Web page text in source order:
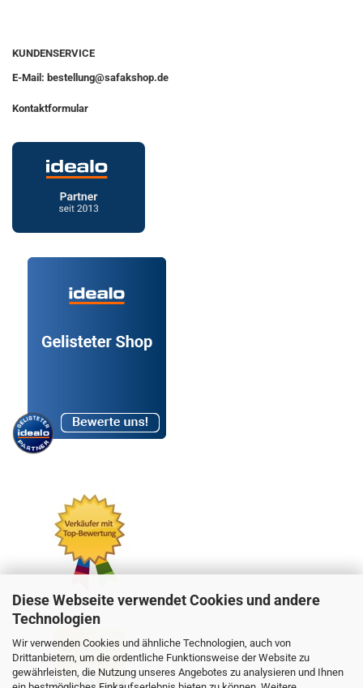
Diese Webseite verwendet Cookies und andere
Technologien
Wir verwenden Cookies und ähnliche Technologien, auch von
Drittanbietern, um die ordentliche Funktionsweise der Website zu
gewährleisten, die Nutzung unseres Angebotes zu analysieren und Ihnen
KUNDENSERVICE
E-Mail: bestellung@safakshop.de
Kontaktformular